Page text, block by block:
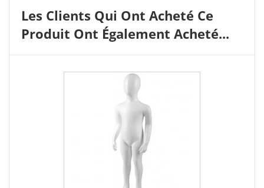
Les Clients Qui Ont Acheté Ce
Produit Ont Également Acheté...